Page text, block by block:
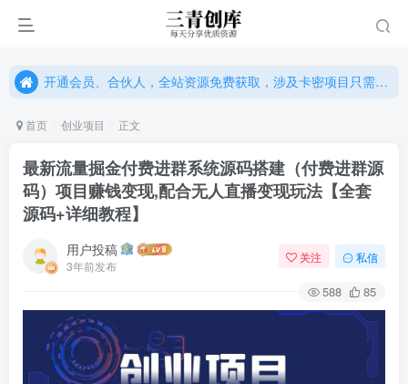
开通会员、合伙人，全站资源免费获取，涉及卡密项目只需单独购卡密（位置：网站右下悬浮按钮）
开通会员、合伙人，全站资源免费获取，涉及卡密项目只需单独购卡密（位置：网站右下悬浮按钮）
首页 创业项目 正文
最新流量掘金付费进群系统源码搭建（付费进群源
码）项目赚钱变现,配合无人直播变现玩法【全套
源码+详细教程】
用户投稿
3年前发布
关注 私信
588 85